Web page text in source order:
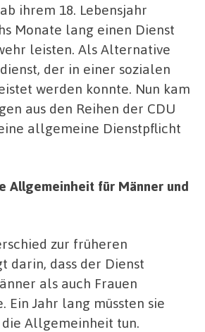
ihrem 18. Lebensjahr
Monate lang einen Dienst
leisten. Als Alternative
der in einer sozialen
werden konnte. Nun kam
aus den Reihen der CDU
allgemeine Dienstpflicht
Allgemeinheit für Männer und
zur früheren
darin, dass der Dienst
als auch Frauen
Ein Jahr lang müssten sie
Allgemeinheit tun.